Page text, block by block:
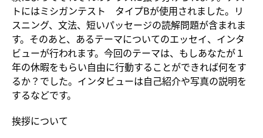
トにはミシガンテスト タイプBが使用されました。リ
スニング、文法、短いパッセージの読解問題が含まれま
す。そのあと、あるテーマについてのエッセイ、インタ
ビューが行われます。今回のテーマは、もしあなたが１
年の休暇をもらい自由に行動することができれば何をす
るか？でした。インタビューは自己紹介や写真の説明を
するなどです。
挨拶について